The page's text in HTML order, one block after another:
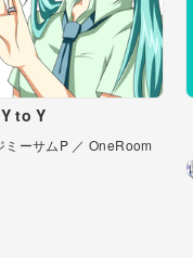
to Y
ミーサムP ／ OneRoom